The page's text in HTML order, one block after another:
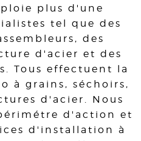
plus d'une
tel que des
des
d'acier et des
Tous effectuent la
à grains, séchoirs,
d'acier. Nous
d'action et
d'installation à